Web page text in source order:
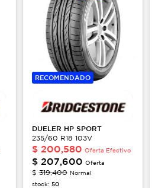
RECOMENDADO
DUELER HP SPORT
235/60 R18 103V
$ 200,580 Oferta Efectivo
$ 207,600 Oferta
$319,400 Normal
stock: 50